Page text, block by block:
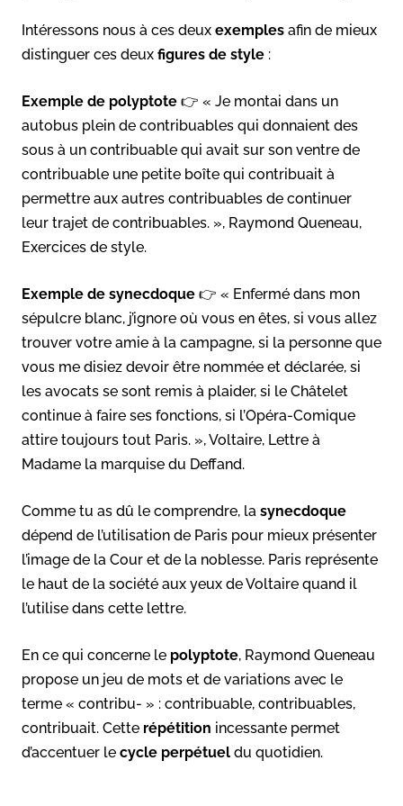
Intéressons nous à ces deux exemples afin de mieux
distinguer ces deux figures de style :
Exemple de polyptote 👉 « Je montai dans un
autobus plein de contribuables qui donnaient des
sous à un contribuable qui avait sur son ventre de
contribuable une petite boîte qui contribuait à
permettre aux autres contribuables de continuer
leur trajet de contribuables. », Raymond Queneau,
Exercices de style.
Exemple de synecdoque 👉 « Enfermé dans mon
sépulcre blanc, j’ignore où vous en êtes, si vous allez
trouver votre amie à la campagne, si la personne que
vous me disiez devoir être nommée et déclarée, si
les avocats se sont remis à plaider, si le Châtelet
continue à faire ses fonctions, si l’Opéra-Comique
attire toujours tout Paris. », Voltaire, Lettre à
Madame la marquise du Deffand.
Comme tu as dû le comprendre, la synecdoque
dépend de l’utilisation de Paris pour mieux présenter
l’image de la Cour et de la noblesse. Paris représente
le haut de la société aux yeux de Voltaire quand il
l’utilise dans cette lettre.
En ce qui concerne le polyptote, Raymond Queneau
propose un jeu de mots et de variations avec le
terme « contribu- » : contribuable, contribuables,
contribuait. Cette répétition incessante permet
d’accentuer le cycle perpétuel du quotidien.